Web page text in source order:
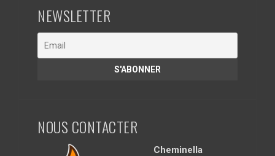
NEWSLETTER
NOUS CONTACTER
Cheminella